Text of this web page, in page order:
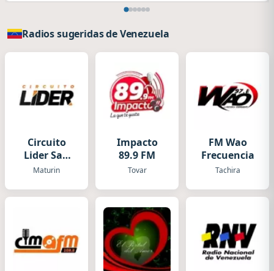
Radios sugeridas de Venezuela
Circuito
Lider San
Cristobal
Maturin
Impacto
89.9 FM
Tovar
FM Wao
Frecuencia
Tachira